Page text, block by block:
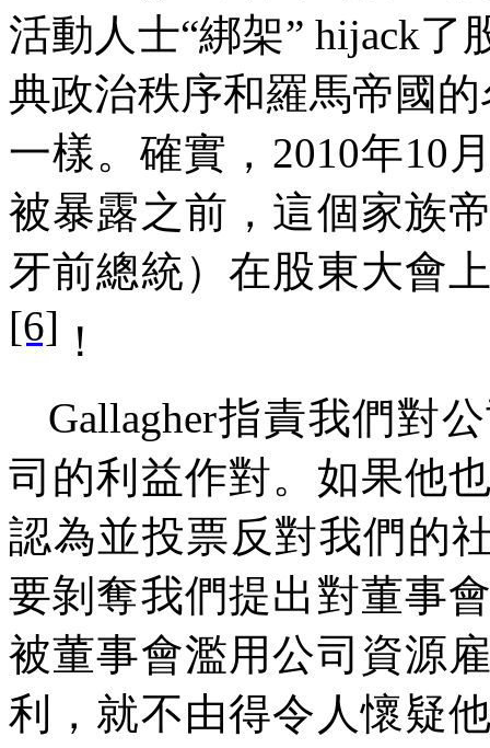
活動人士“綁架” hijack
典政治秩序和羅馬帝國
一樣。確實，2010年10
被暴露之前，這個家族
牙前總統）在股東大會
[6] ！
Gallagher指責我們對
司的利益作對。如果他
認為並投票反對我們的
要剝奪我們提出對董事
被董事會濫用公司資源
利，就不由得令人懷疑